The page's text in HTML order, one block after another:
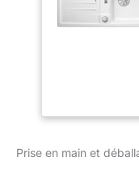
Prise en main et